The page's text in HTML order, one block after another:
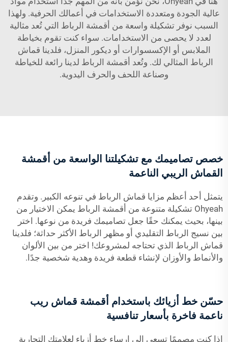
عالية الجودة ومتعددة الاستخدامات في أعمالك الحرفية. ولهذا
السبب نوفر تشكيلة واسعة من أقمشة الرباط التي تُعد مثالية
لعدد لا يحصى من الاستخدامات. سواء كنت تقوم بخياطة
الملابس أو الإكسسوارات أو ديكور المنزل، فلدينا قماش
الرباط المثالي لك. وتُعد أقمشة الرباط لدينا رائعة للخياطة
وصناعة اللحف والحرف اليدوية.
خصص تصاميمك مع تشكيلتنا الواسعة من أقمشة
القماش الريبي الناعمة
يتمثل أحد أعظم مزايا قماش الرباط في تنوعه الكبير. وتقدم
Ohyeah تشكيلة متنوعة من أقمشة الرباط يمكن الاختيار من
بينها، بحيث يمكنك حقًا جعل تصاميمك فريدة من نوعها. اختر
بين نسيج الرباط التقليدي أو مظهر الرباط الأكثر حداثة؛ فلدينا
قماش الرباط الذي تحتاجه لمشروعك! اختر من بين الألوان
والأنماط والأوزان لإنشاء قطعة فريدة وهدية شخصية جدًا.
حسّن خط أزيائك باستخدام أقمشة قماش ريب
ناعمة فاخرة بأسعار تنافسية
إذا كنت مصممًا تسعى إلى إرساء خط أزياء لعلامتك التجارية